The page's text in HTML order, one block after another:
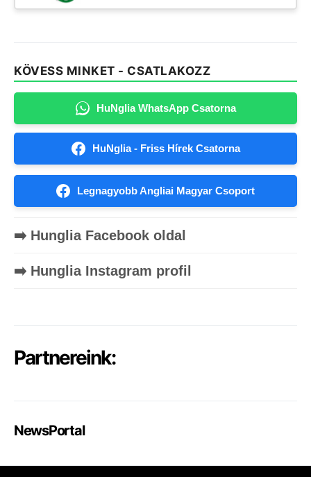
KÖVESS MINKET - CSATLAKOZZ
HuNglia WhatsApp Csatorna
HuNglia - Friss Hírek Csatorna
Legnagyobb Angliai Magyar Csoport
➡️ Hunglia Facebook oldal
➡️ Hunglia Instagram profil
Partnereink:
NewsPortal